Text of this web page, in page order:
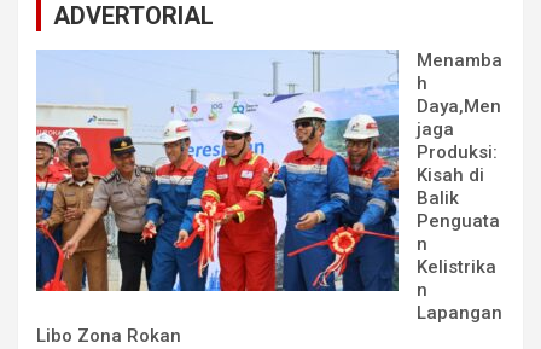
ADVERTORIAL
Menamba
h
Daya,Men
jaga
Produksi:
Kisah di
Balik
Penguata
n
Kelistrika
n
Lapangan
Libo Zona Rokan